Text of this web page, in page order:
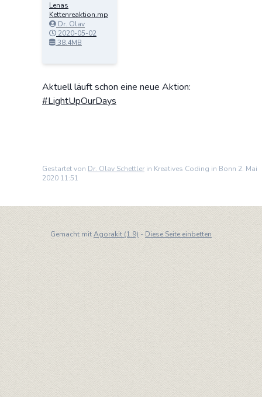
Lenas
Kettenreaktion.mp
4 Dr. Olav
Schettler
2020-05-02
11:51:56
38.4MB
Aktuell läuft schon eine neue Aktion:
#LightUpOurDays
Gestartet von Dr. Olav Schettler in Kreatives Coding in Bonn 2. Mai
2020 11:51
Gemacht mitAgorakit (1.9) -Diese Seite einbetten